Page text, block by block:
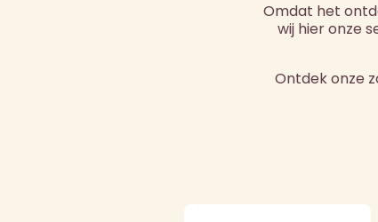
Omdat het
wij hier onze
Ontdek onze